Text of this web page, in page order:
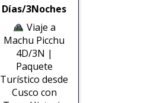
Días/3Noches
Viaje a
Machu Picchu
4D/3N |
Paquete
Turístico desde
Cusco con